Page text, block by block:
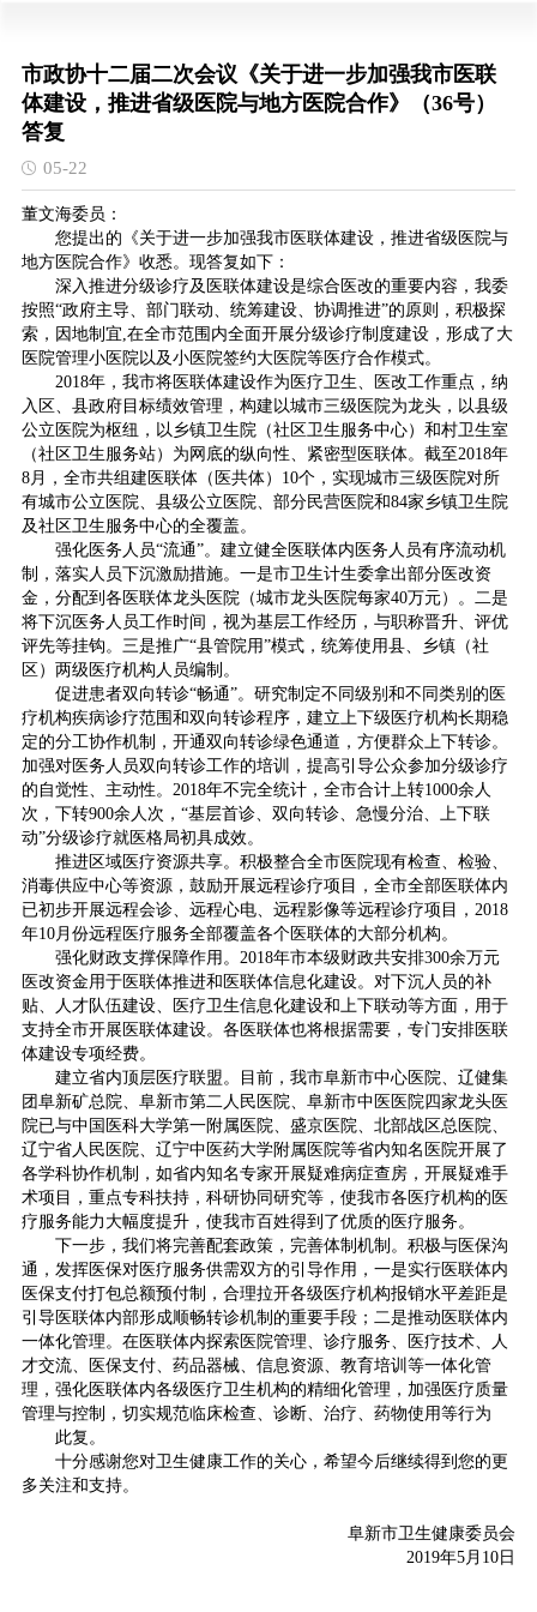
市政协十二届二次会议《关于进一步加强我市医联
体建设，推进省级医院与地方医院合作》（36号）
答复
05-22
董文海委员：
您提出的《关于进一步加强我市医联体建设，推进省级医院与
地方医院合作》收悉。现答复如下：
深入推进分级诊疗及医联体建设是综合医改的重要内容，我委
按照“政府主导、部门联动、统筹建设、协调推进”的原则，积极探
索，因地制宜,在全市范围内全面开展分级诊疗制度建设，形成了大
医院管理小医院以及小医院签约大医院等医疗合作模式。
2018年，我市将医联体建设作为医疗卫生、医改工作重点，纳
入区、县政府目标绩效管理，构建以城市三级医院为龙头，以县级
公立医院为枢纽，以乡镇卫生院（社区卫生服务中心）和村卫生室
（社区卫生服务站）为网底的纵向性、紧密型医联体。截至2018年
8月，全市共组建医联体（医共体）10个，实现城市三级医院对所
有城市公立医院、县级公立医院、部分民营医院和84家乡镇卫生院
及社区卫生服务中心的全覆盖。
强化医务人员“流通”。建立健全医联体内医务人员有序流动机
制，落实人员下沉激励措施。一是市卫生计生委拿出部分医改资
金，分配到各医联体龙头医院（城市龙头医院每家40万元）。二是
将下沉医务人员工作时间，视为基层工作经历，与职称晋升、评优
评先等挂钩。三是推广“县管院用”模式，统筹使用县、乡镇（社
区）两级医疗机构人员编制。
促进患者双向转诊“畅通”。研究制定不同级别和不同类别的医
疗机构疾病诊疗范围和双向转诊程序，建立上下级医疗机构长期稳
定的分工协作机制，开通双向转诊绿色通道，方便群众上下转诊。
加强对医务人员双向转诊工作的培训，提高引导公众参加分级诊疗
的自觉性、主动性。2018年不完全统计，全市合计上转1000余人
次，下转900余人次，“基层首诊、双向转诊、急慢分治、上下联
动”分级诊疗就医格局初具成效。
推进区域医疗资源共享。积极整合全市医院现有检查、检验、
消毒供应中心等资源，鼓励开展远程诊疗项目，全市全部医联体内
已初步开展远程会诊、远程心电、远程影像等远程诊疗项目，2018
年10月份远程医疗服务全部覆盖各个医联体的大部分机构。
强化财政支撑保障作用。2018年市本级财政共安排300余万元
医改资金用于医联体推进和医联体信息化建设。对下沉人员的补
贴、人才队伍建设、医疗卫生信息化建设和上下联动等方面，用于
支持全市开展医联体建设。各医联体也将根据需要，专门安排医联
体建设专项经费。
建立省内顶层医疗联盟。目前，我市阜新市中心医院、辽健集
团阜新矿总院、阜新市第二人民医院、阜新市中医医院四家龙头医
院已与中国医科大学第一附属医院、盛京医院、北部战区总医院、
辽宁省人民医院、辽宁中医药大学附属医院等省内知名医院开展了
各学科协作机制，如省内知名专家开展疑难病症查房，开展疑难手
术项目，重点专科扶持，科研协同研究等，使我市各医疗机构的医
疗服务能力大幅度提升，使我市百姓得到了优质的医疗服务。
下一步，我们将完善配套政策，完善体制机制。积极与医保沟
通，发挥医保对医疗服务供需双方的引导作用，一是实行医联体内
医保支付打包总额预付制，合理拉开各级医疗机构报销水平差距是
引导医联体内部形成顺畅转诊机制的重要手段；二是推动医联体内
一体化管理。在医联体内探索医院管理、诊疗服务、医疗技术、人
才交流、医保支付、药品器械、信息资源、教育培训等一体化管
理，强化医联体内各级医疗卫生机构的精细化管理，加强医疗质量
管理与控制，切实规范临床检查、诊断、治疗、药物使用等行为
此复。
十分感谢您对卫生健康工作的关心，希望今后继续得到您的更
多关注和支持。
阜新市卫生健康委员会
2019年5月10日